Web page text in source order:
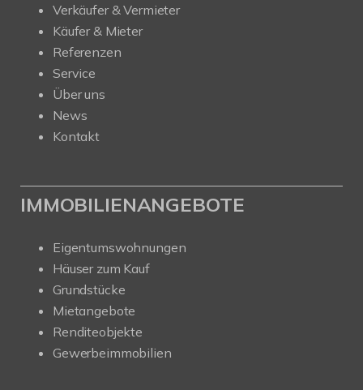
Verkäufer & Vermieter
Käufer & Mieter
Referenzen
Service
Über uns
News
Kontakt
IMMOBILIENANGEBOTE
Eigentumswohnungen
Häuser zum Kauf
Grundstücke
Mietangebote
Renditeobjekte
Gewerbeimmobilien